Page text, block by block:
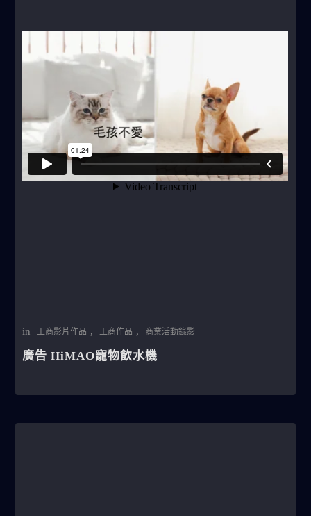
in 工商影片作品 , 工商作品 , 商業活動錄影
廣告 HiMAO寵物飲水機